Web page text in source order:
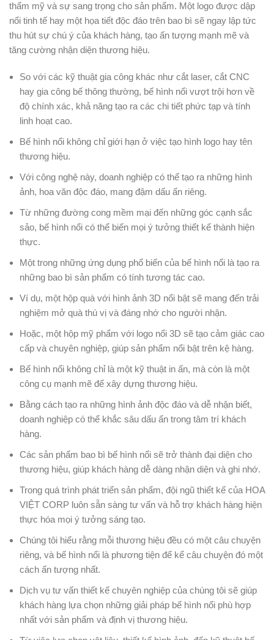
thẩm mỹ và sự sang trọng cho sản phẩm. Một logo được dập
nổi tinh tế hay một họa tiết độc đáo trên bao bì sẽ ngay lập tức
thu hút sự chú ý của khách hàng, tạo ấn tượng mạnh mẽ và
tăng cường nhận diện thương hiệu.
So với các kỹ thuật gia công khác như cắt laser, cắt CNC
hay gia công bế thông thường, bế hình nổi vượt trội hơn về
độ chính xác, khả năng tạo ra các chi tiết phức tạp và tính
linh hoạt cao.
Bế hình nổi không chỉ giới hạn ở việc tạo hình logo hay tên
thương hiệu.
Với công nghệ này, doanh nghiệp có thể tạo ra những hình
ảnh, hoa văn độc đáo, mang đậm dấu ấn riêng.
Từ những đường cong mềm mại đến những góc cạnh sắc
sảo, bế hình nổi có thể biến mọi ý tưởng thiết kế thành hiện
thực.
Một trong những ứng dụng phổ biến của bế hình nổi là tạo ra
những bao bì sản phẩm có tính tương tác cao.
Ví dụ, một hộp quà với hình ảnh 3D nổi bật sẽ mang đến trải
nghiệm mở quà thú vị và đáng nhớ cho người nhận.
Hoặc, một hộp mỹ phẩm với logo nổi 3D sẽ tạo cảm giác cao
cấp và chuyên nghiệp, giúp sản phẩm nổi bật trên kệ hàng.
Bế hình nổi không chỉ là một kỹ thuật in ấn, mà còn là một
công cụ mạnh mẽ để xây dựng thương hiệu.
Bằng cách tạo ra những hình ảnh độc đáo và dễ nhận biết,
doanh nghiệp có thể khắc sâu dấu ấn trong tâm trí khách
hàng.
Các sản phẩm bao bì bế hình nổi sẽ trở thành đại diện cho
thương hiệu, giúp khách hàng dễ dàng nhận diện và ghi nhớ.
Trong quá trình phát triển sản phẩm, đội ngũ thiết kế của HOA
VIỆT CORP luôn sẵn sàng tư vấn và hỗ trợ khách hàng hiện
thực hóa mọi ý tưởng sáng tạo.
Chúng tôi hiểu rằng mỗi thương hiệu đều có một câu chuyện
riêng, và bế hình nổi là phương tiện để kể câu chuyện đó một
cách ấn tượng nhất.
Dịch vụ tư vấn thiết kế chuyên nghiệp của chúng tôi sẽ giúp
khách hàng lựa chọn những giải pháp bế hình nổi phù hợp
nhất với sản phẩm và định vị thương hiệu.